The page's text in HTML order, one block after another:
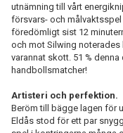
utnämning till vårt
försvars- och
föredömligt sist 12
och mot Silwing noterades
varannat skott. 51 %
handbollsmatcher!
Artisteri och perfektion.
Beröm till bägge lagen för
Eldås stod för ett par